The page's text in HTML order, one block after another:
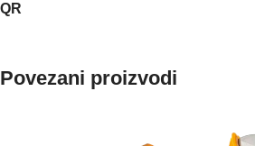
QR
Povezani proizvodi